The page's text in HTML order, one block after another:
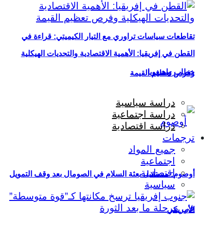
تقاطعات سياسات تراوري مع التيار الكيميتي: قراءة في
خطاب واهيغويا
أوصوم: مستقبل بعثة السلام في الصومال بعد وقف التمويل
الأمريكي
القطن في إفريقيا: الأهمية الاقتصادية والتحديات الهيكلية
وفرص تعظيم القيمة
دراسة سياسية
دراسة اجتماعية
دراسة اقتصادية
ترجمات
جميع المواد
اجتماعية
اقتصادية
سياسية